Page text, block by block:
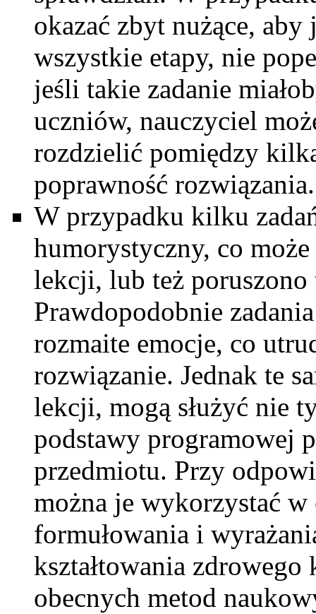
okazać zbyt nużące, aby
wszystkie etapy, nie
jeśli takie zadanie
uczniów, nauczyciel
rozdzielić pomiędzy
poprawność rozwiązania.
W przypadku kilku
humorystyczny, co
lekcji, lub też
Prawdopodobnie
rozmaite emocje, co
rozwiązanie. Jednak te
lekcji, mogą służyć nie
podstawy programowej
przedmiotu. Przy
można je wykorzystać w
formułowania i
kształtowania
obecnych metod